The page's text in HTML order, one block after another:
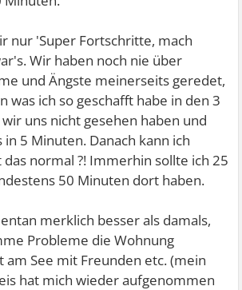
nur 'Super Fortschritte, mach
Wir haben noch nie über
und Ängste meinerseits geredet,
was ich so geschafft habe in den 3
uns nicht gesehen haben und
5 Minuten. Danach kann ich
normal ?! Immerhin sollte ich 25
50 Minuten dort haben.
merklich besser als damals,
Probleme die Wohnung
am See mit Freunden etc. (mein
hat mich wieder aufgenommen